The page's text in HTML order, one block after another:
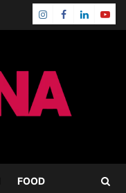
Instagram
Facebook
Linkedin
FOOD